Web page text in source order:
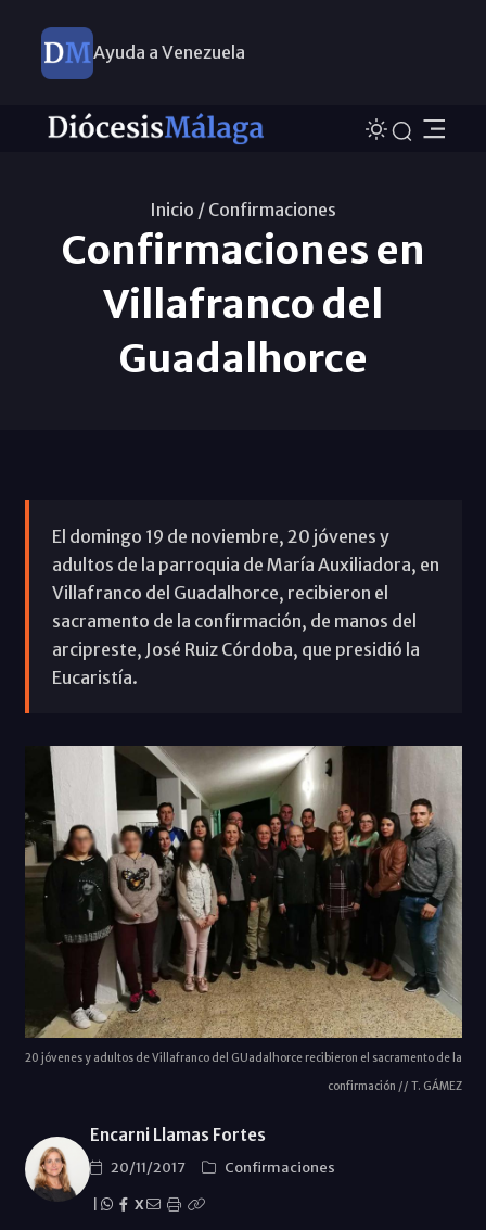
Ayuda a Venezuela
Inicio / Confirmaciones
Confirmaciones en
Villafranco del
Guadalhorce
El domingo 19 de noviembre, 20 jóvenes y
adultos de la parroquia de María Auxiliadora, en
Villafranco del Guadalhorce, recibieron el
sacramento de la confirmación, de manos del
arcipreste, José Ruiz Córdoba, que presidió la
Eucaristía.
20 jóvenes y adultos de Villafranco del GUadalhorce recibieron el sacramento de la
confirmación // T. GÁMEZ
Encarni Llamas Fortes
20/11/2017
Confirmaciones
X